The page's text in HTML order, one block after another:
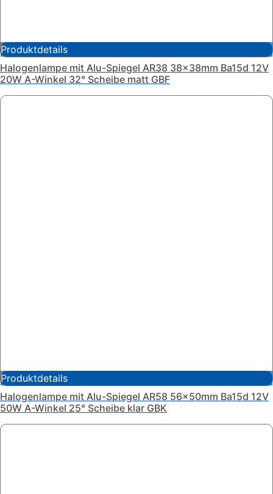
Produktdetails
Halogenlampe mit Alu-Spiegel AR38 38x38mm Ba15d 12V
20W A-Winkel 32° Scheibe matt GBF
Produktdetails
Halogenlampe mit Alu-Spiegel AR58 56x50mm Ba15d 12V
50W A-Winkel 25° Scheibe klar GBK